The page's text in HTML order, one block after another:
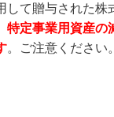
して贈与された株
特定事業用資産の
。ご注意ください。